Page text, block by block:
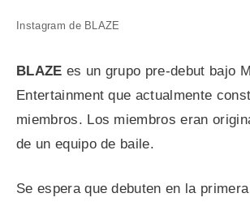
Instagram de BLAZE
BLAZE es un grupo pre-debut bajo
Entertainment que actualmente
miembros. Los miembros eran
de un equipo de baile.
Se espera que debuten en la